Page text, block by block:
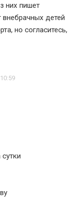
них пишет
внебрачных детей
но согласитесь,